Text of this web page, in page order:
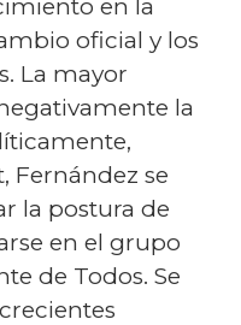
en la
oficial y los
La mayor
la
Fernández se
la postura de
en el grupo
de Todos. Se